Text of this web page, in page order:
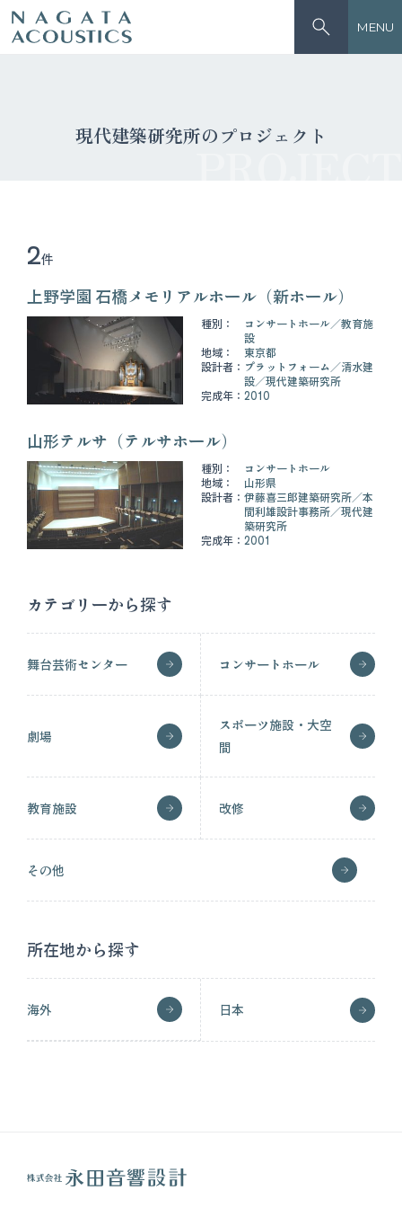
MENU
現代建築研究所のプロジェクト
2件
上野学園 石橋メモリアルホール（新ホール）
種別： コンサートホール
教育施
設
地域：
東京都
設計者： プラットフォーム
清水建
設
現代建築研究所
完成年： 2010
山形テルサ（テルサホール）
種別：
コンサートホール
地域：
山形県
設計者： 伊藤喜三郎建築研究所
本
間利雄設計事務所
現代建
築研究所
完成年： 2001
カテゴリーから探す
舞台芸術センター コンサートホール
劇場
スポーツ施設・大空
間
教育施設 改修
その他
所在地から探す
海外 日本